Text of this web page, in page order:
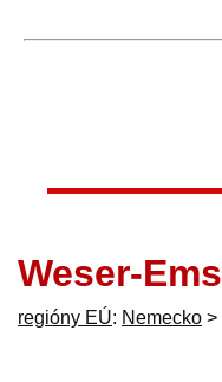
Weser-
regióny EÚ: Nemecko >